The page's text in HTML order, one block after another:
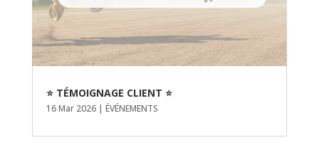
⭐ TÉMOIGNAGE CLIENT ⭐
16 Mar 2026| ÉVÉNEMENTS